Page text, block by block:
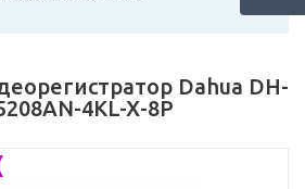
Dahua DH-
4KL-X-8P